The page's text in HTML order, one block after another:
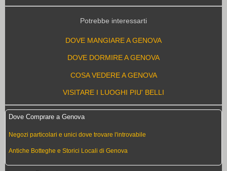
Potrebbe interessarti
DOVE MANGIARE A GENOVA
DOVE DORMIRE A GENOVA
COSA VEDERE A GENOVA
VISITARE I LUOGHI PIU' BELLI
Dove Comprare a Genova
Negozi particolari e unici dove trovare l'introvabile
Antiche Botteghe e Storici Locali di Genova